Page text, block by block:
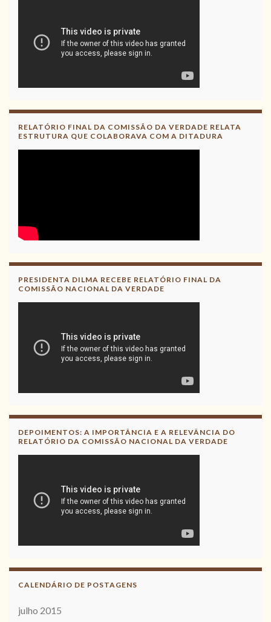
RELATÓRIO FINAL DA COMISSÃO DA VERDADE RELATA
ESTRUTURA QUE COLABORAVA COM A DITADURA
PRESIDENTA DILMA RECEBE RELATÓRIO FINAL DA
COMISSÃO NACIONAL DA VERDADE
DEPOIMENTOS: A IMPORTÂNCIA E A RELEVÂNCIA DO
RELATÓRIO DA COMISSÃO NACIONAL DA VERDADE
CALENDÁRIO DE POSTAGENS
julho 2015